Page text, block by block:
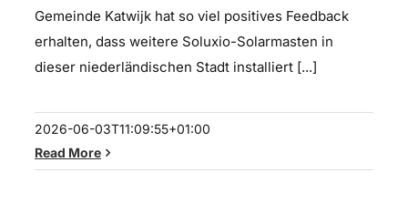
Gemeinde Katwijk hat so viel positives Feedback
erhalten, dass weitere Soluxio-Solarmasten in
dieser niederländischen Stadt installiert [...]
2026-06-03T11:09:55+01:00
Read More